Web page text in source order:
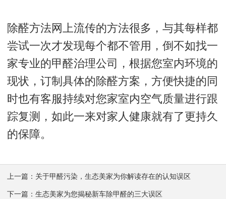
除醛方法网上流传的方法很多，与其每样都
尝试一次才发现每个都不管用，倒不如找一
家专业的甲醛治理公司，根据您室内环境的
现状，订制具体的除醛方案，方便快捷的同
时也有客服持续对您家室内空气质量进行跟
踪复测，如此一来对家人健康就有了更持久
的保障。
上一篇： 关于甲醛污染，生态美家为你解读存在的认知误区
下一篇： 生态美家为您揭秘新车除甲醛的三大误区